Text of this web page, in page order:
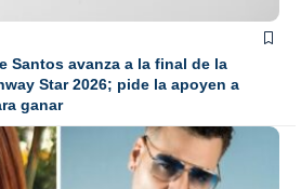
Santos avanza a la final de la
Star 2026; pide la apoyen a
ganar